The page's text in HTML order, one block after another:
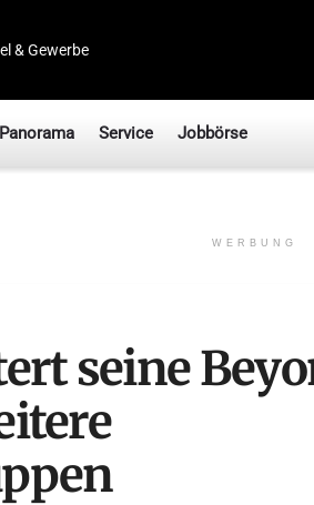
& Gewerbe
Panorama Service Jobbörse
WERBUNG
seine